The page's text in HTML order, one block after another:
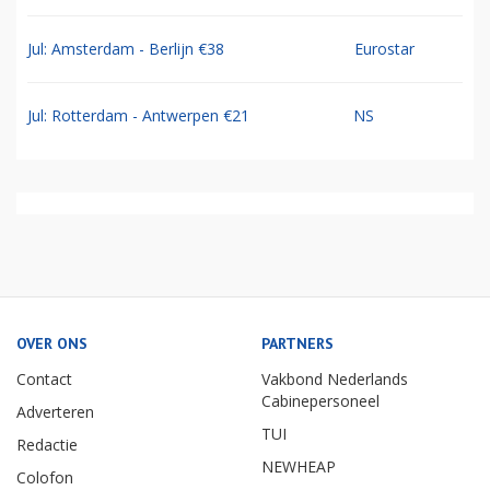
Jul: Amsterdam - Berlijn €38 Eurostar
Jul: Rotterdam - Antwerpen €21 NS
OVER ONS
Contact
Adverteren
Redactie
Colofon
PARTNERS
Vakbond Nederlands
Cabinepersoneel
TUI
NEWHEAP